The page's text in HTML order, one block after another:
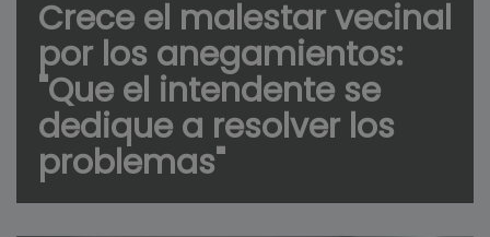
Crece el malestar vecinal
por los anegamientos:
"Que el intendente se
dedique a resolver los
problemas"